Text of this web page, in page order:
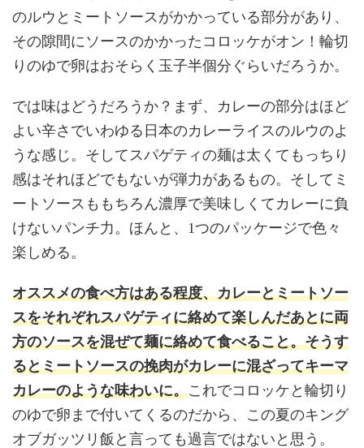
のルウとミートソースがかかっている部分があり、
その隙間にソースのかかったコロッケがオン！輪切
りのゆで卵はおそらく玉子半個分ぐらいだろうか。
では味はどうだろうか？まず、カレーの部分はほど
よい辛さでいわゆる日本のカレーライスのルウのよ
うな感じ。そしてスパゲティの麺は太くてもっちり
感はそれほどでもないが弾力があるもの。そしてミ
ートソースももちろん濃厚で美味しくてカレーに負
けないパンチ力。ほんと、1つのパッケージで色々
楽しめる。
オススメの食べ方はある程度、カレーとミートソー
スをそれぞれスパゲティに絡めて楽しんだあとに両
方のソースを混ぜて麺に絡めて食べること。そうす
るとミートソースの挽肉がカレーに混ざってキーマ
カレーのような味わいに。これでコロッケと輪切り
のゆで卵まで付いてくるのだから、この夏のキング
オブガッツリ飯と言っても過言ではないと思う。